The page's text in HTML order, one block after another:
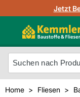
Jetzt
3D-
Kemmler-Partner
Ihr Fliesentyp
Fliesen-Kemmler
Highlight des
Gutjahr
Otto
Neu im
Mein Konto
Home Fliesen